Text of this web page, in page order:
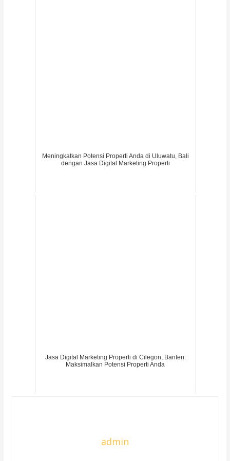
Meningkatkan Potensi Properti Anda di Uluwatu, Bali
dengan Jasa Digital Marketing Properti
Jasa Digital Marketing Properti di Cilegon, Banten:
Maksimalkan Potensi Properti Anda
admin